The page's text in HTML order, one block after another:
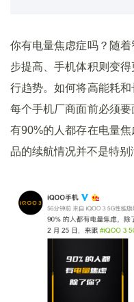
你有电量焦虑症吗？随着
步提高、手机体积则变
行趋势。如何将高能耗
每个手机厂商面前必须要
有90%的人都存在电量
品的续航情况并不是特别